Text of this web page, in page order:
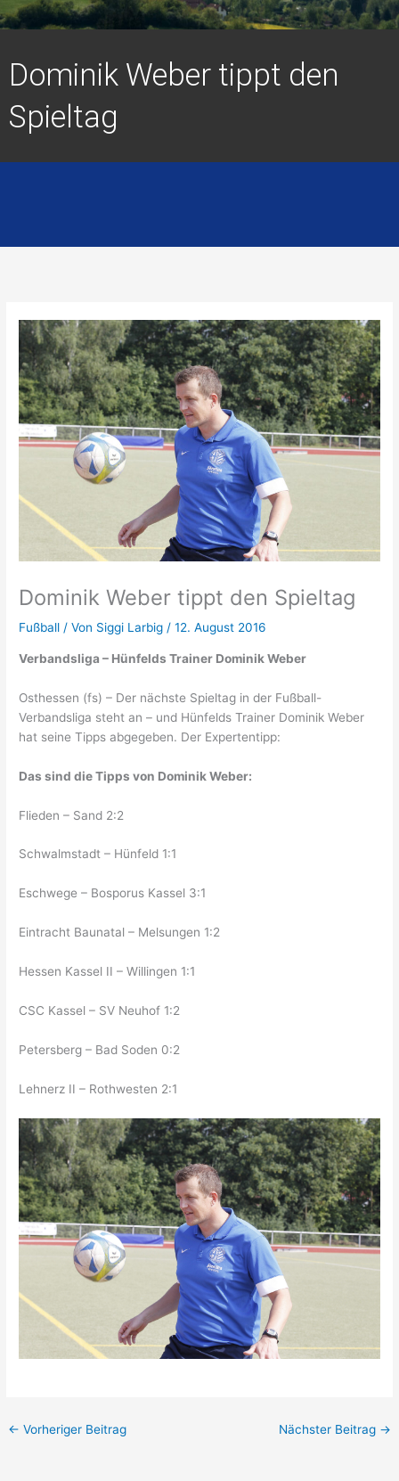
Dominik Weber tippt den
Spieltag
Dominik Weber tippt den Spieltag
Fußball / Von Siggi Larbig/12. August 2016
Verbandsliga – Hünfelds Trainer Dominik Weber
Osthessen (fs) – Der nächste Spieltag in der Fußball-
Verbandsliga steht an – und Hünfelds Trainer Dominik Weber
hat seine Tipps abgegeben. Der Expertentipp:
Das sind die Tipps von Dominik Weber:
Flieden – Sand 2:2
Schwalmstadt – Hünfeld 1:1
Eschwege – Bosporus Kassel 3:1
Eintracht Baunatal – Melsungen 1:2
Hessen Kassel II – Willingen 1:1
CSC Kassel – SV Neuhof 1:2
Petersberg – Bad Soden 0:2
Lehnerz II – Rothwesten 2:1
← Vorheriger Beitrag Nächster Beitrag →